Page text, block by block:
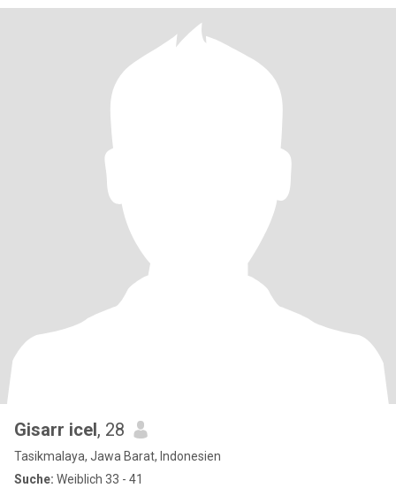
Gisarr icel, 28
Tasikmalaya, Jawa Barat, Indonesien
Suche: Weiblich 33 - 41